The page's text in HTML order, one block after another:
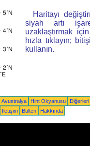
Haritayı
siyah artı
uzaklaştırmak
hızla tıklayın;
kullanın.
Avustralya Hint Okyanusu
Diğerleri
İletişim Bülten Hakkında